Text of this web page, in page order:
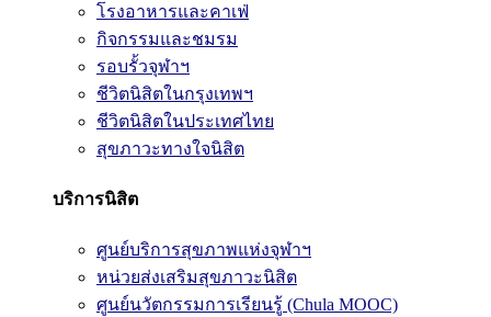
โรงอาหารและคาเฟ่
กิจกรรมและชมรม
รอบรั้วจุฬาฯ
ชีวิตนิสิตในกรุงเทพฯ
ชีวิตนิสิตในประเทศไทย
สุขภาวะทางใจนิสิต
บริการนิสิต
ศูนย์บริการสุขภาพแห่งจุฬาฯ
หน่วยส่งเสริมสุขภาวะนิสิต
ศูนย์นวัตกรรมการเรียนรู้ (Chula MOOC)